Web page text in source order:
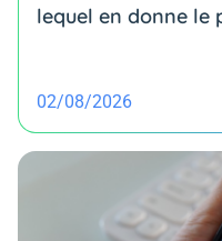
lequel en donne le
02/08/2026